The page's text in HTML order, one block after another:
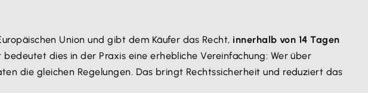
Union und gibt dem Käufer das Recht, innerhalb von 14 Tagen
dies in der Praxis eine erhebliche Vereinfachung: Wer über
die gleichen Regelungen. Das bringt Rechtssicherheit und reduziert das